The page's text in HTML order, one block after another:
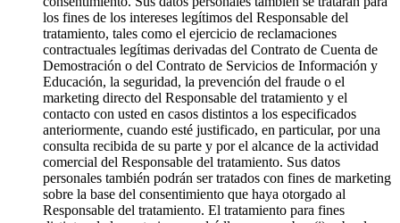
los fines de los intereses legítimos del Responsable del
tratamiento, tales como el ejercicio de reclamaciones
contractuales legítimas derivadas del Contrato de Cuenta de
Demostración o del Contrato de Servicios de Información y
Educación, la seguridad, la prevención del fraude o el
marketing directo del Responsable del tratamiento y el
contacto con usted en casos distintos a los especificados
anteriormente, cuando esté justificado, en particular, por una
consulta recibida de su parte y por el alcance de la actividad
comercial del Responsable del tratamiento. Sus datos
personales también podrán ser tratados con fines de marketing
sobre la base del consentimiento que haya otorgado al
Responsable del tratamiento. El tratamiento para fines